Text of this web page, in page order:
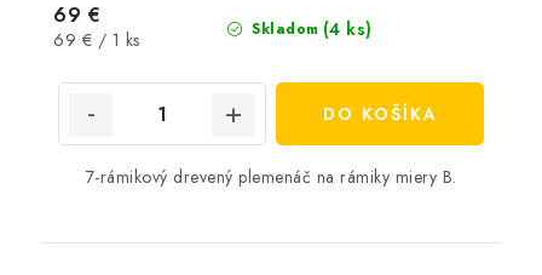
Skladom (4 ks)
69 €
Jednotková
69 € / 1 ks
DO KOŠÍKA
7-rámikový drevený plemenáč na rámiky miery B.